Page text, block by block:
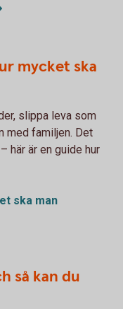
mycket ska
slippa leva som
med familjen. Det
här är en guide hur
ska man
så kan du